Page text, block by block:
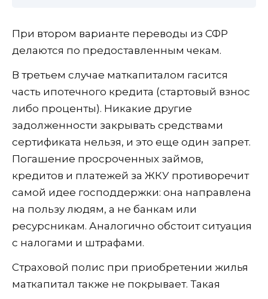
При втором варианте переводы из СФР
делаются по предоставленным чекам.
В третьем случае маткапиталом гасится
часть ипотечного кредита (стартовый взнос
либо проценты). Никакие другие
задолженности закрывать средствами
сертификата нельзя, и это еще один запрет.
Погашение просроченных займов,
кредитов и платежей за ЖКУ противоречит
самой идее господдержки: она направлена
на пользу людям, а не банкам или
ресурсникам. Аналогично обстоит ситуация
с налогами и штрафами.
Страховой полис при приобретении жилья
маткапитал также не покрывает. Такая